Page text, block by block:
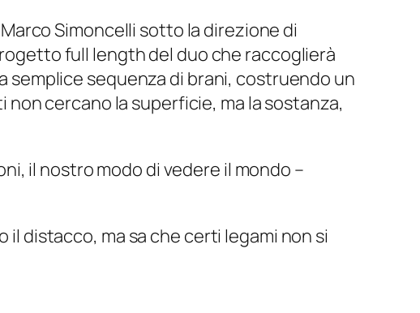
Simoncelli sotto la direzione di
full length del duo che raccoglierà
sequenza di brani, costruendo un
cercano la superficie, ma la sostanza,
il nostro modo di vedere il mondo –
il distacco, ma sa che certi legami non si